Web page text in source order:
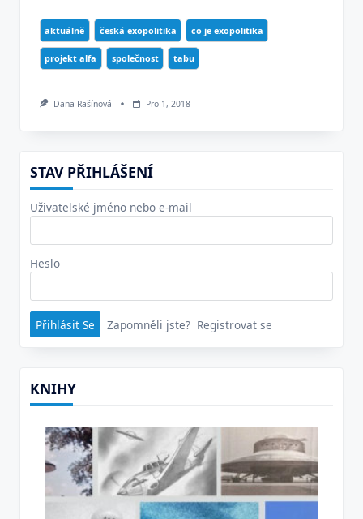
aktuálně česká exopolitika co je exopolitika
projekt alfa společnost tabu
Dana Rašínová Pro 1, 2018
STAV PŘIHLÁŠENÍ
Uživatelské jméno nebo e-mail
Heslo
Zapomněli jste? Registrovat se
KNIHY